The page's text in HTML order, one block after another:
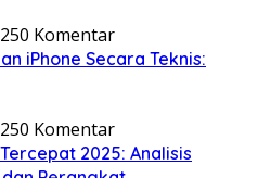
0 Komentar
iPhone Secara Teknis:
0 Komentar
2025: Analisis